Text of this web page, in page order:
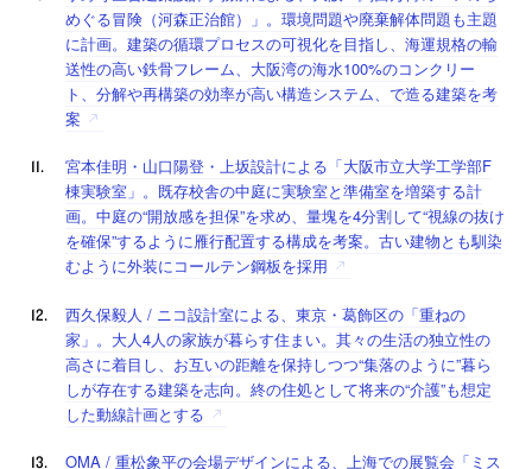
めぐる冒険（河森正治館）」。環境問題や廃棄解体問題も主題
に計画。建築の循環プロセスの可視化を目指し、海運規格の輸
送性の高い鉄骨フレーム、大阪湾の海水100%のコンクリー
ト、分解や再構築の効率が高い構造システム、で造る建築を考
案
宮本佳明・山口陽登・上坂設計による「大阪市立大学工学部F
棟実験室」。既存校舎の中庭に実験室と準備室を増築する計
画。中庭の“開放感を担保”を求め、量塊を4分割して“視線の抜け
を確保”するように雁行配置する構成を考案。古い建物とも馴染
むように外装にコールテン鋼板を採用
西久保毅人 / ニコ設計室による、東京・葛飾区の「重ねの
家」。大人4人の家族が暮らす住まい。其々の生活の独立性の
高さに着目し、お互いの距離を保持しつつ“集落のように”暮ら
しが存在する建築を志向。終の住処として将来の“介護”も想定
した動線計画とする
OMA / 重松象平の会場デザインによる、上海での展覧会「ミス